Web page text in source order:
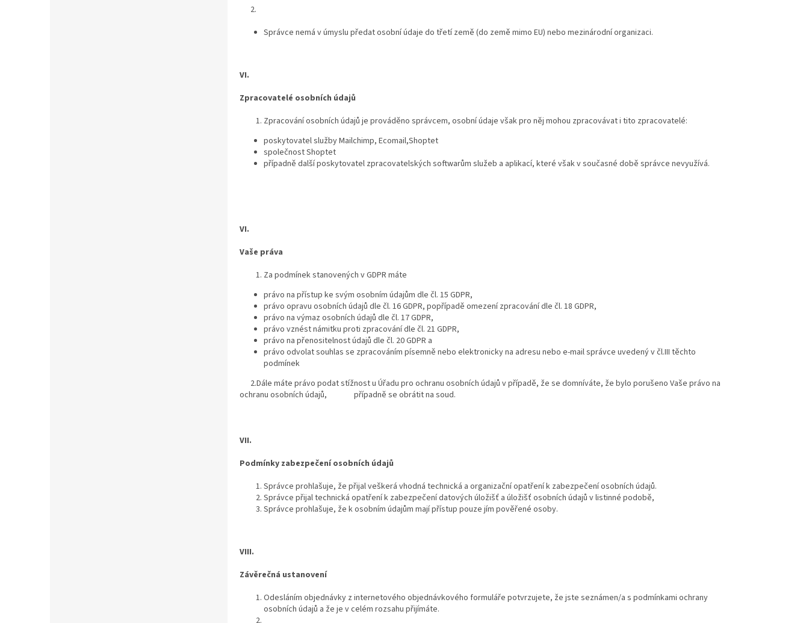
2.
Správce nemá v úmyslu předat osobní údaje do třetí země (do země mimo EU) nebo mezinárodní organizaci.
VI.
Zpracovatelé osobních údajů
Zpracování osobních údajů je prováděno správcem, osobní údaje však pro něj mohou zpracovávat i tito zpracovatelé:
poskytovatel služby Mailchimp, Ecomail,Shoptet
společnost Shoptet
případně další poskytovatel zpracovatelských softwarům služeb a aplikací, které však v současné době správce nevyužívá.
VI.
Vaše práva
Za podmínek stanovených v GDPR máte
právo na přístup ke svým osobním údajům dle čl. 15 GDPR,
právo opravu osobních údajů dle čl. 16 GDPR, popřípadě omezení zpracování dle čl. 18 GDPR,
právo na výmaz osobních údajů dle čl. 17 GDPR,
právo vznést námitku proti zpracování dle čl. 21 GDPR,
právo na přenositelnost údajů dle čl. 20 GDPR a
právo odvolat souhlas se zpracováním písemně nebo elektronicky na adresu nebo e-mail správce uvedený v čl.III těchto
podmínek
2.Dále máte právo podat stížnost u Úřadu pro ochranu osobních údajů v případě, že se domníváte, že bylo porušeno Vaše právo na
ochranu osobních údajů, případně se obrátit na soud.
VII.
Podmínky zabezpečení osobních údajů
Správce prohlašuje, že přijal veškerá vhodná technická a organizační opatření k zabezpečení osobních údajů.
Správce přijal technická opatření k zabezpečení datových úložišť a úložišť osobních údajů v listinné podobě,
Správce prohlašuje, že k osobním údajům mají přístup pouze jím pověřené osoby.
VIII.
Závěrečná ustanovení
Odesláním objednávky z internetového objednávkového formuláře potvrzujete, že jste seznámen/a s podmínkami ochrany
osobních údajů a že je v celém rozsahu přijímáte.